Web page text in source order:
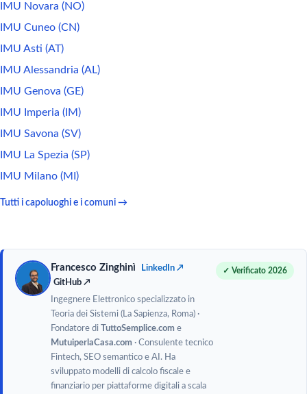
IMU Novara (NO)
IMU Cuneo (CN)
IMU Asti (AT)
IMU Alessandria (AL)
IMU Genova (GE)
IMU Imperia (IM)
IMU Savona (SV)
IMU La Spezia (SP)
IMU Milano (MI)
Tutti i capoluoghi e i comuni →
Francesco Zinghinì
LinkedIn ↗
GitHub ↗
Ingegnere Elettronico specializzato in
Teoria dei Sistemi (La Sapienza, Roma) ·
Fondatore di TuttoSemplice.com e
MutuiperlaCasa.com · Consulente tecnico
Fintech, SEO semantico e AI. Ha
sviluppato modelli di calcolo fiscale e
finanziario per piattaforme digitali a scala
✓ Verificato 2026